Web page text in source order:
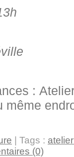
:
même
| Tags :
(0)